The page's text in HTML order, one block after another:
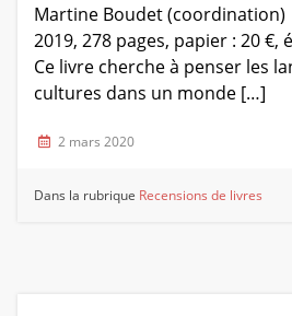
Martine Boudet
2019, 278 pages, papier : 20 €,
Ce livre cherche à penser les
cultures dans un monde […]
2 mars 2020
Dans la rubrique Recensions de livres